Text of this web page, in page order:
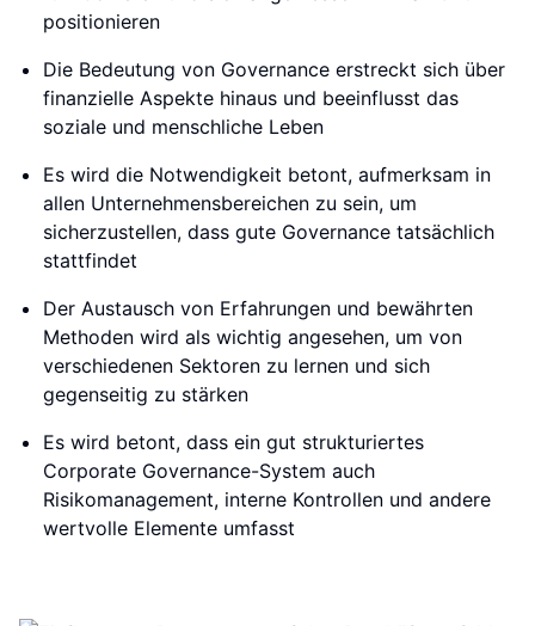
positionieren
Die Bedeutung von Governance erstreckt sich über
finanzielle Aspekte hinaus und beeinflusst das
soziale und menschliche Leben
Es wird die Notwendigkeit betont, aufmerksam in
allen Unternehmensbereichen zu sein, um
sicherzustellen, dass gute Governance tatsächlich
stattfindet
Der Austausch von Erfahrungen und bewährten
Methoden wird als wichtig angesehen, um von
verschiedenen Sektoren zu lernen und sich
gegenseitig zu stärken
Es wird betont, dass ein gut strukturiertes
Corporate Governance-System auch
Risikomanagement, interne Kontrollen und andere
wertvolle Elemente umfasst